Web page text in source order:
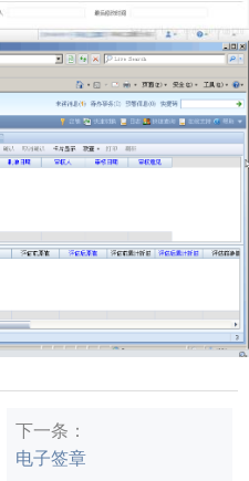
下一条：
电子签章